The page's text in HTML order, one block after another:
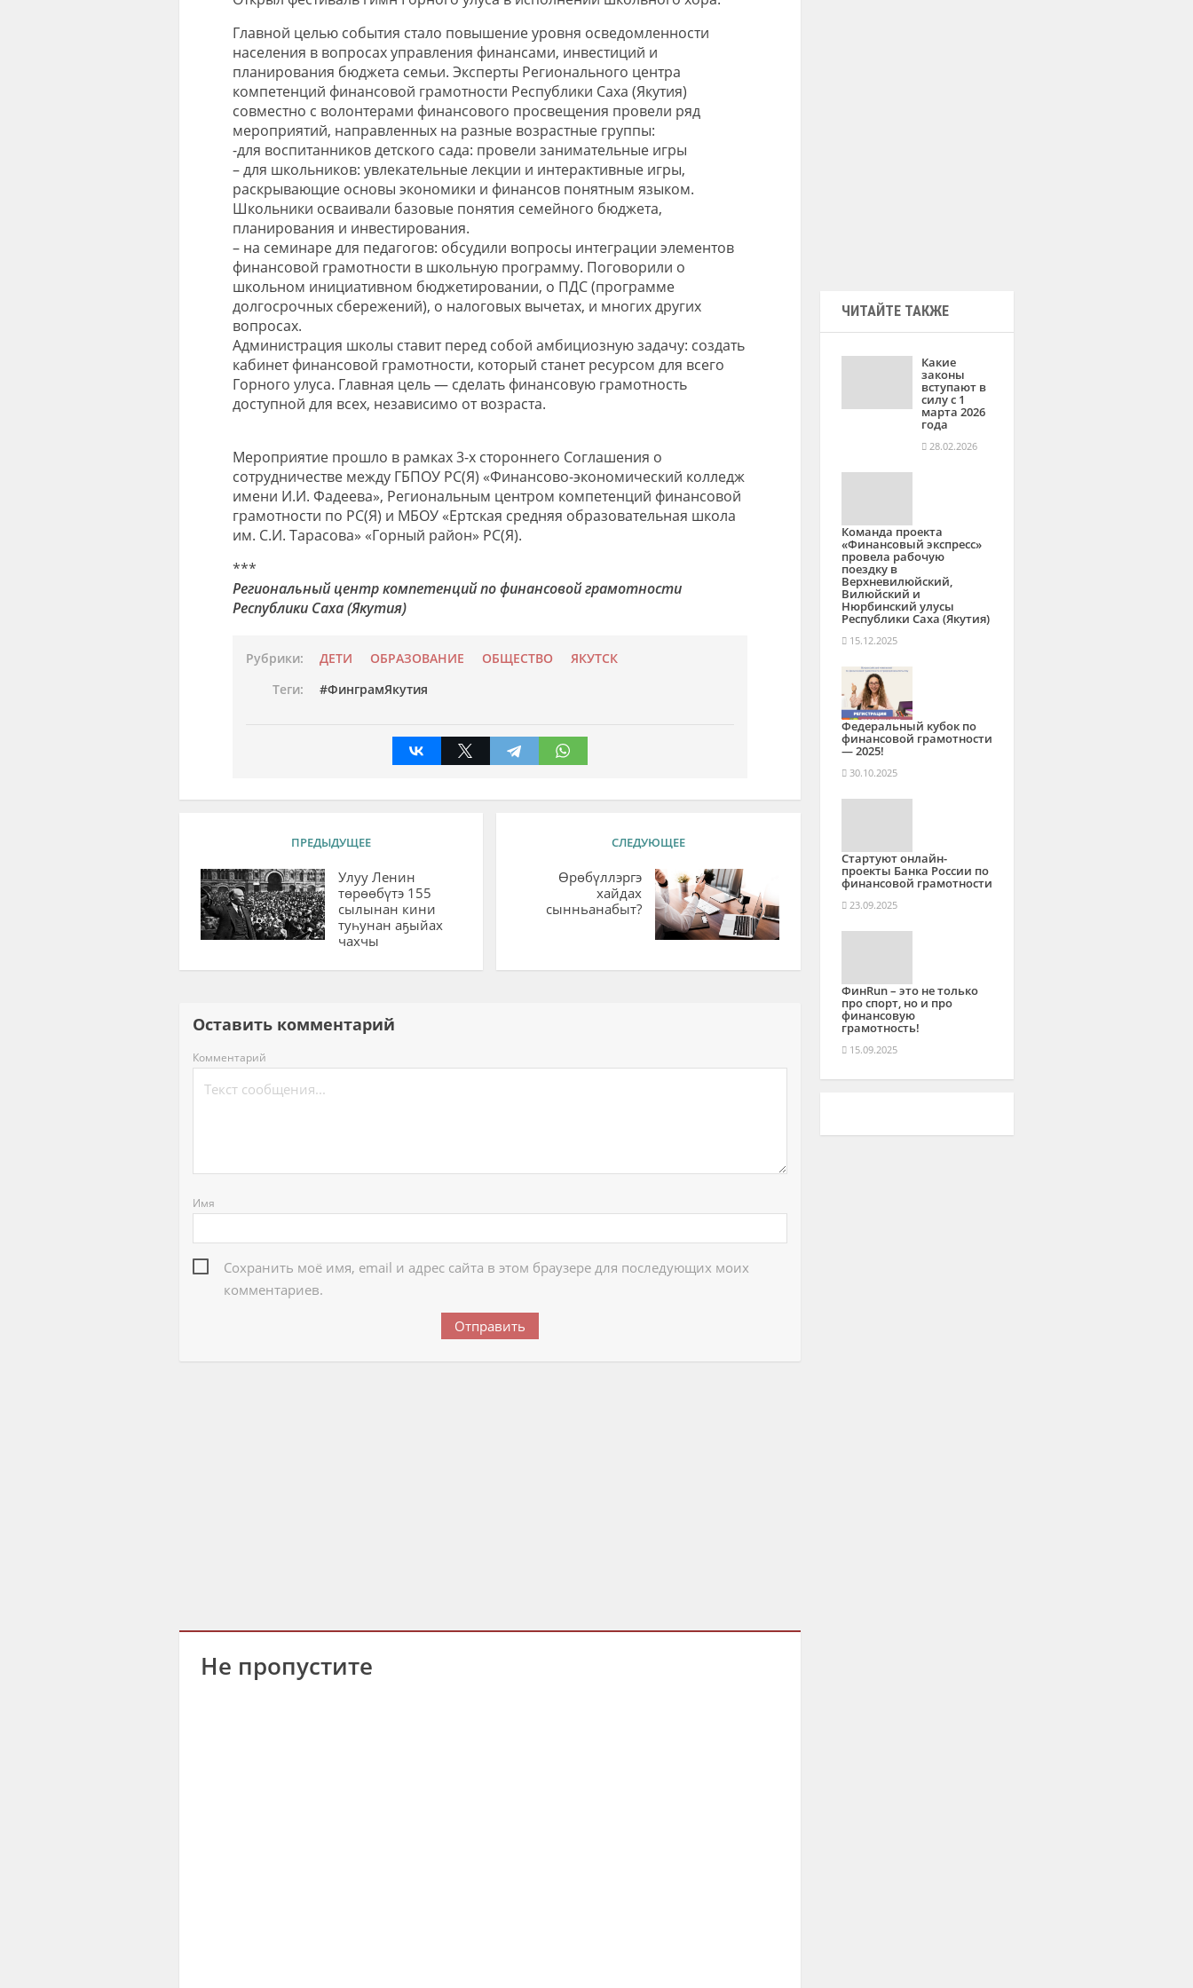
Главной целью события стало повышение уровня осведомленности
населения в вопросах управления финансами, инвестиций и
планирования бюджета семьи. Эксперты Регионального центра
компетенций финансовой грамотности Республики Саха (Якутия)
совместно с волонтерами финансового просвещения провели ряд
мероприятий, направленных на разные возрастные группы:
-для воспитанников детского сада: провели занимательные игры
– для школьников: увлекательные лекции и интерактивные игры,
раскрывающие основы экономики и финансов понятным языком.
Школьники осваивали базовые понятия семейного бюджета,
планирования и инвестирования.
– на семинаре для педагогов: обсудили вопросы интеграции элементов
финансовой грамотности в школьную программу. Поговорили о
школьном инициативном бюджетировании, о ПДС (программе
долгосрочных сбережений), о налоговых вычетах, и многих других
вопросах.
Администрация школы ставит перед собой амбициозную задачу: создать
кабинет финансовой грамотности, который станет ресурсом для всего
Горного улуса. Главная цель — сделать финансовую грамотность
доступной для всех, независимо от возраста.
Мероприятие прошло в рамках 3-х стороннего Соглашения о
сотрудничестве между ГБПОУ РС(Я) «Финансово-экономический колледж
имени И.И. Фадеева», Региональным центром компетенций финансовой
грамотности по РС(Я) и МБОУ «Ертская средняя образовательная школа
им. С.И. Тарасова» «Горный район» РС(Я).
***
Региональный центр компетенций по финансовой грамотности
Республики Саха (Якутия)
Рубрики: ДЕТИ ОБРАЗОВАНИЕ ОБЩЕСТВО
ЯКУТСК
Теги:
ФинграмЯкутия
ПРЕДЫДУЩЕЕ
Улуу Ленин
төрөөбүтэ 155
сылынан кини
туһунан аҕыйах
чахчы
СЛЕДУЮЩЕЕ
Өрөбүллэргэ
хайдах
сынньанабыт?
Оставить комментарий
Комментарий
Имя
Сохранить моё имя, email и адрес сайта в этом браузере для последующих моих
комментариев.
Не пропустите
ЧИТАЙТЕ ТАКЖЕ
Какие
законы
вступают в
силу с 1
марта 2026
года
28.02.2026
Команда проекта
«Финансовый экспресс»
провела рабочую
поездку в
Верхневилюйский,
Вилюйский и
Нюрбинский улусы
Республики Саха (Якутия)
15.12.2025
Федеральный кубок по
финансовой грамотности
— 2025!
30.10.2025
Стартуют онлайн-
проекты Банка России по
финансовой грамотности
23.09.2025
ФинRun – это не только
про спорт, но и про
финансовую
грамотность!
15.09.2025